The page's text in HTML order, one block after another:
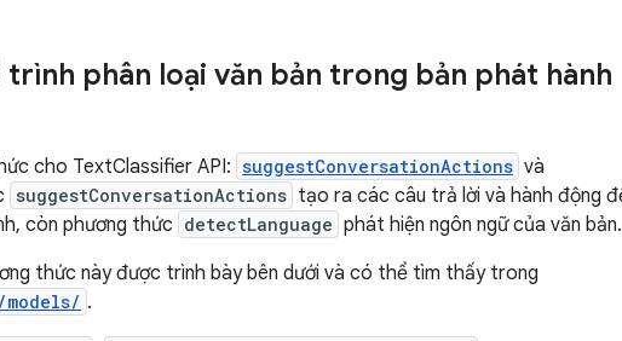
phân loại văn bản trong bản phát hành
cho TextClassifier API: suggestConversationActions và
suggestConversationActions tạo ra các câu trả lời và hành động
còn phương thức detectLanguage phát hiện ngôn ngữ của văn bản.
thức này được trình bày bên dưới và có thể tìm thấy trong
.